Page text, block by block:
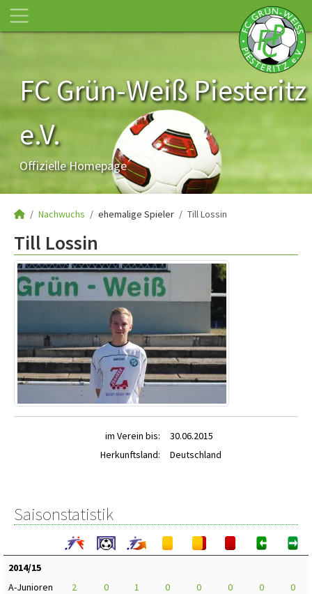
FC Grün-Weiß Piesteritz
e.V.
Offizielle Homepage
Nachwuchs ehemalige Spieler Till Lossin
Till Lossin
im Verein bis:
30.06.2015
Herkunftsland:
Deutschland
Saisonstatistik
2014/15
A-Junioren
2 0 1 0 0 0 0
0